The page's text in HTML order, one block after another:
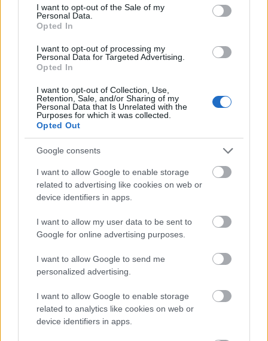
consent section.
I want to opt-out of the Sale of my
Personal Data.
Opted In
I want to opt-out of processing my
Personal Data for Targeted Advertising.
Opted In
I want to opt-out of Collection, Use,
Retention, Sale, and/or Sharing of my
Personal Data that Is Unrelated with the
Purposes for which it was collected.
Opted Out
Google consents
I want to allow Google to enable storage
related to advertising like cookies on web or
device identifiers in apps.
I want to allow my user data to be sent to
Google for online advertising purposes.
I want to allow Google to send me
personalized advertising.
I want to allow Google to enable storage
related to analytics like cookies on web or
device identifiers in apps.
Luxusvilla a Rózsadombon 1935-ből,
fészek
II. kerület Lorántffy Zsuzsanna utca 16.
Varázsceruza• 2021. június 18.
A Lorántffy Zsuzsanna utca és a Csopaki utca sarkán
álló, nagy telekre 1935-ben Miskolczy László
tervezett egy három szintből álló villát a ...